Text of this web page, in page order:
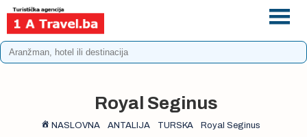
Royal Seginus
NASLOVNA ANTALIJA TURSKA Royal Seginus